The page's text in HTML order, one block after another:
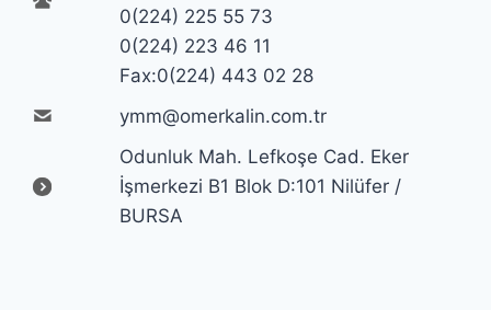
0(224) 225 55 73
0(224) 223 46 11
Fax:0(224) 443 02 28
ymm@omerkalin.com.tr
Odunluk Mah. Lefkoşe Cad. Eker
İşmerkezi B1 Blok D:101 Nilüfer /
BURSA